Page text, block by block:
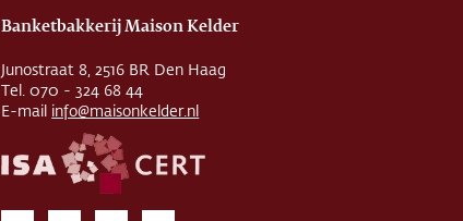
Banketbakkerij Maison Kelder
Junostraat 8, 2516 BR Den Haag
Tel. 070 - 324 68 44
E-mail info@maisonkelder.nl